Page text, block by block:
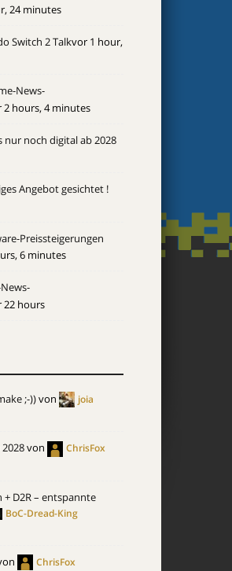
24 minutes
Switch 2 Talkvor 1 hour,
News-
2 hours, 4 minutes
nur noch digital ab 2028
Angebot gesichtet !
Preissteigerungen
6 minutes
22 hours
;-))von joia
von ChrisFox
D2R – entspannte
BoC-Dread-King
ChrisFox